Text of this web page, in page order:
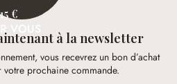
15 €
VOUS
à la newsletter
vous recevrez un bon d’achat
votre prochaine commande.